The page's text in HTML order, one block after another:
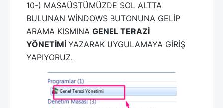
10-) MASAÜSTÜMÜZDE SOL ALTTA
BULUNAN WİNDOWS BUTONUNA GELİP
ARAMA KISMINA GENEL TERAZİ
YÖNETİMİ YAZARAK UYGULAMAYA GİRİŞ
YAPIYORUZ.